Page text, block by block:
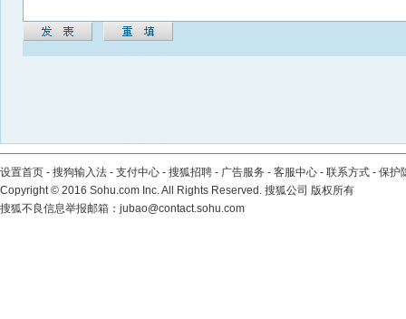
设置首页 - 搜狗输入法 - 支付中心 - 搜狐招聘 - 广告服务 - 客服中心 - 联系方式 - 保护
Copyright© 2016 Sohu.com Inc. All Rights Reserved. 搜狐公司 版权所有
搜狐不良信息举报邮箱： jubao@contact.sohu.com